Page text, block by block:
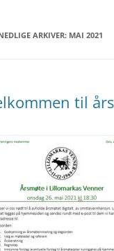
ARKIVER: MAI 2021
til